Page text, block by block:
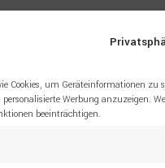
Cookies, um Geräteinformationen
Werbung anzuzeigen.
beeinträchtigen.